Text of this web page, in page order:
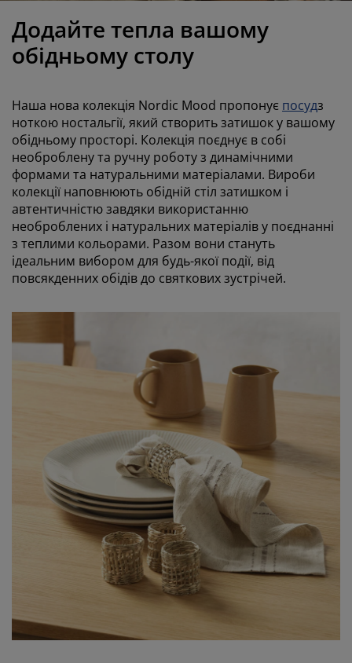
подіуми
матраци
ліжка
та аксесуари
ліхтарі
товари
для прання
Додайте тепла вашому
обідньому столу
Наша нова колекція Nordic Mood пропонує посудз
ноткою ностальгії, який створить затишок у вашому
обідньому просторі. Колекція поєднує в собі
необроблену та ручну роботу з динамічними
формами та натуральними матеріалами. Вироби
колекції наповнюють обідній стіл затишком і
автентичністю завдяки використанню
необроблених і натуральних матеріалів у поєднанні
з теплими кольорами. Разом вони стануть
ідеальним вибором для будь-якої події, від
повсякденних обідів до святкових зустрічей.